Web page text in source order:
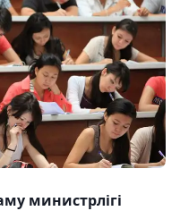
министрлігі